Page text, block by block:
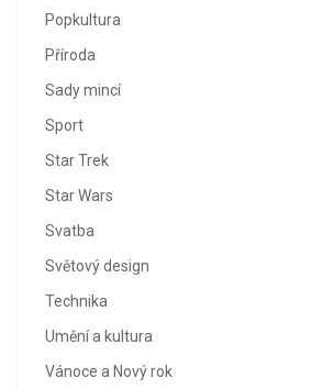
Popkultura
Příroda
Sady mincí
Sport
Star Trek
Star Wars
Svatba
Světový design
Technika
Umění a kultura
Vánoce a Nový rok